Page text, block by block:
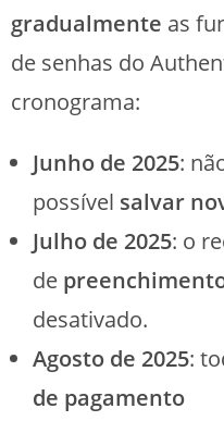
gradualmente as
de senhas do
cronograma:
Junho de 2025:
possível salvar
Julho de 2025: o
de
desativado.
Agosto de 2025:
de pagamento